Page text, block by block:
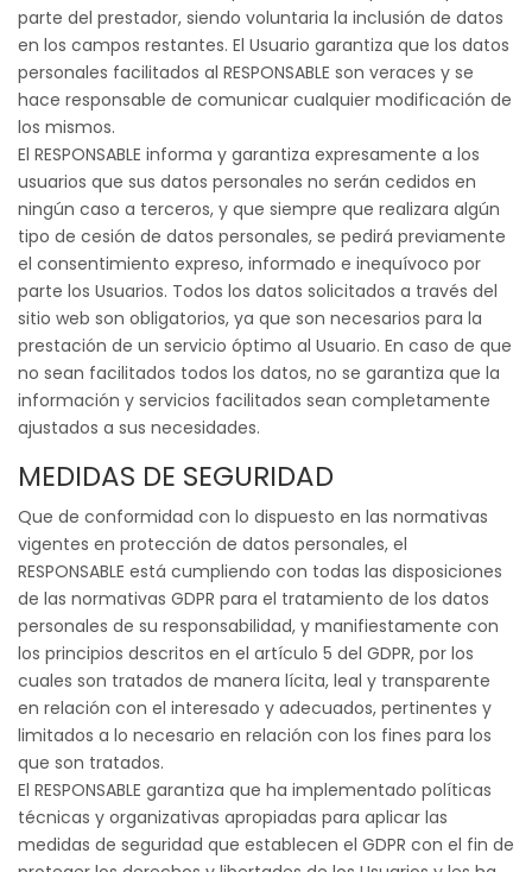
parte del prestador, siendo voluntaria la inclusión de datos
en los campos restantes. El Usuario garantiza que los datos
personales facilitados al RESPONSABLE son veraces y se
hace responsable de comunicar cualquier modificación de
los mismos.
El RESPONSABLE informa y garantiza expresamente a los
usuarios que sus datos personales no serán cedidos en
ningún caso a terceros, y que siempre que realizara algún
tipo de cesión de datos personales, se pedirá previamente
el consentimiento expreso, informado e inequívoco por
parte los Usuarios. Todos los datos solicitados a través del
sitio web son obligatorios, ya que son necesarios para la
prestación de un servicio óptimo al Usuario. En caso de que
no sean facilitados todos los datos, no se garantiza que la
información y servicios facilitados sean completamente
ajustados a sus necesidades.
MEDIDAS DE SEGURIDAD
Que de conformidad con lo dispuesto en las normativas
vigentes en protección de datos personales, el
RESPONSABLE está cumpliendo con todas las disposiciones
de las normativas GDPR para el tratamiento de los datos
personales de su responsabilidad, y manifiestamente con
los principios descritos en el artículo 5 del GDPR, por los
cuales son tratados de manera lícita, leal y transparente
en relación con el interesado y adecuados, pertinentes y
limitados a lo necesario en relación con los fines para los
que son tratados.
El RESPONSABLE garantiza que ha implementado políticas
técnicas y organizativas apropiadas para aplicar las
medidas de seguridad que establecen el GDPR con el fin de